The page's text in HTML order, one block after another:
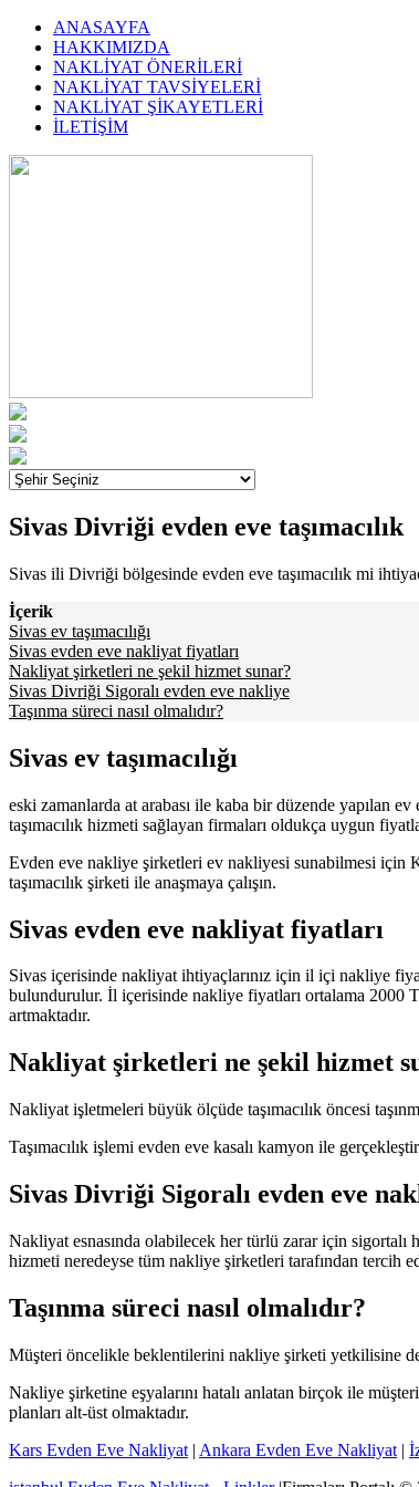
ANASAYFA
HAKKIMIZDA
NAKLİYAT ÖNERİLERİ
NAKLİYAT TAVSİYELERİ
NAKLİYAT ŞİKAYETLERİ
İLETİŞİM
Sivas Divriği evden eve taşımacılık
Sivas ili Divriği bölgesinde evden eve taşımacılık mi
İçerik
Sivas ev taşımacılığı
Sivas evden eve nakliyat fiyatları
Nakliyat şirketleri ne şekil hizmet sunar?
Sivas Divriği Sigoralı evden eve nakliye
Taşınma süreci nasıl olmalıdır?
Sivas ev taşımacılığı
eski zamanlarda at arabası ile kaba bir düzende yapılan
taşımacılık hizmeti sağlayan firmaları oldukça uygun
Evden eve nakliye şirketleri ev nakliyesi sunabilmesi için
taşımacılık şirketi ile anaşmaya çalışın.
Sivas evden eve nakliyat fiyatları
Sivas içerisinde nakliyat ihtiyaçlarınız için il içi nakliye
bulundurulur. İl içerisinde nakliye fiyatları ortalama 2000
artmaktadır.
Nakliyat şirketleri ne şekil hizmet
Nakliyat işletmeleri büyük ölçüde taşımacılık öncesi
Taşımacılık işlemi evden eve kasalı kamyon ile
Sivas Divriği Sigoralı evden eve
Nakliyat esnasında olabilecek her türlü zarar için
hizmeti neredeyse tüm nakliye şirketleri tarafından tercih
Taşınma süreci nasıl olmalıdır?
Müşteri öncelikle beklentilerini nakliye şirketi yetkilisine
Nakliye şirketine eşyalarını hatalı anlatan birçok ile
planları alt-üst olmaktadır.
Kars Evden Eve Nakliyat | Ankara Evden Eve Nakliyat |